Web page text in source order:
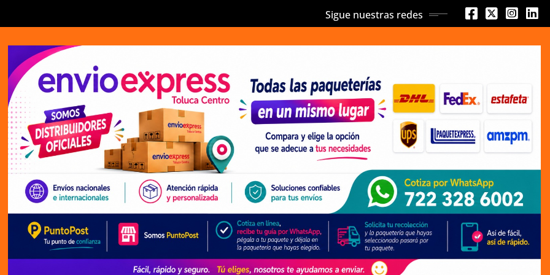
Sigue nuestras redes